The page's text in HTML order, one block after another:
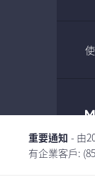
重要通知 - 由
有企業客戶: